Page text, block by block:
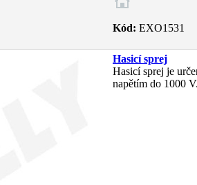
Kód: EXO1531
Hasicí sprej
Hasicí sprej je
napětím do 1000 V.